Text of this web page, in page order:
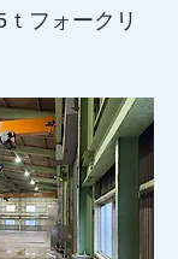
フォークリ